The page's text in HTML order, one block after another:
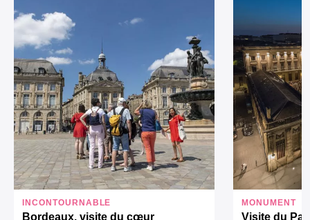
INCONTOURNABLE
Bordeaux, visite du cœur
MONUMENT
Visite du